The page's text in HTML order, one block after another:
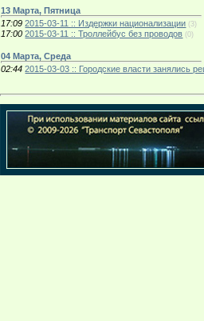
13 Марта, Пятница
17:09 2015-03-11 :: Издержки национализации (3)
17:00 2015-03-11 :: Троллейбус без проводов (0)
04 Марта, Среда
02:44 2015-03-03 :: Городские власти занялись